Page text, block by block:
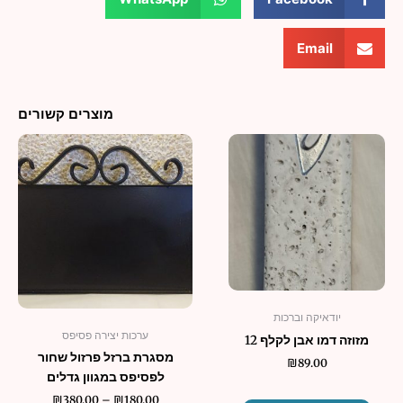
Email
מוצרים קשורים
יודאיקה וברכות
מזוזה דמו אבן לקלף 12
₪89.00
ערכות יצירה פסיפס
מסגרת ברזל פרזול שחור
לפסיפס במגוון גדלים
₪180.00
–
₪380.00
טווח
מחירים:
עד
למוצר
זה
יש